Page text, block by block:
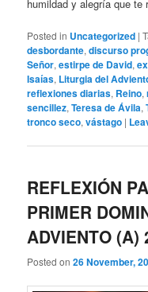
humildad y alegría que te
Posted in Uncategorized |
desbordante,discurso
Señor,estirpe de David,
Isaías, Liturgia del
reflexiones diarias, Reino,
sencillez,Teresa de Ávila,
tronco seco,vástago |
REFLEXIÓN
PRIMER
ADVIENTO (A)
Posted on26 November,